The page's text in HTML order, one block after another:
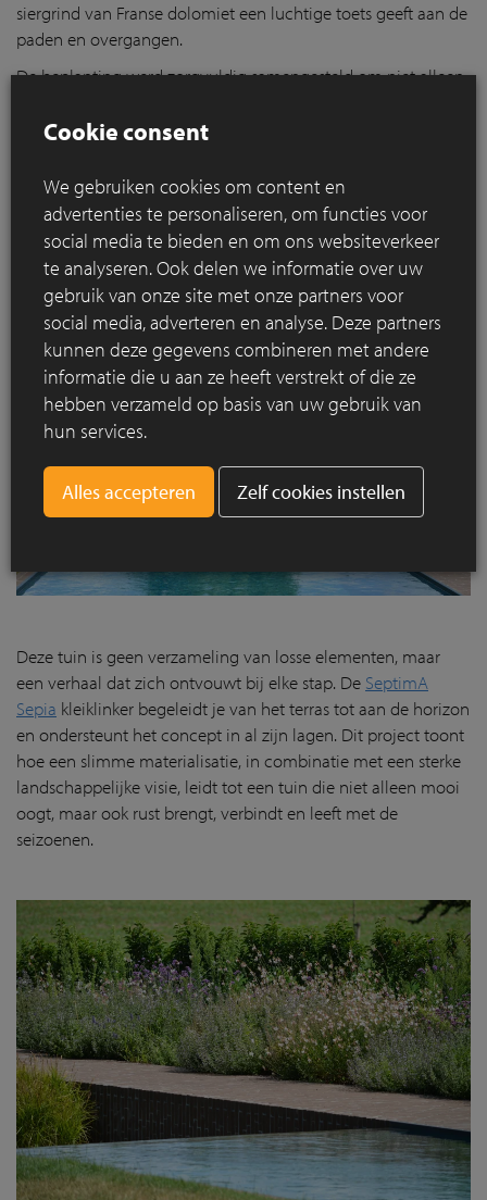
siergrind van Franse dolomiet een luchtige toets geeft aan de
paden en overgangen.
De beplanting werd zorgvuldig samengesteld om niet alleen
stimuleren. Inheemse soorten, fruitbomen, meerstammige
seizoensbeleving en een natuurlijk evenwicht. Het resultaat is
een levendig ecosysteem waarin vogels, insecten en planten
zich thuis voelen.
Deze tuin is geen verzameling van losse elementen, maar
een verhaal dat zich ontvouwt bij elke stap. De SeptimA
Sepia kleiklinker begeleidt je van het terras tot aan de horizon
en ondersteunt het concept in al zijn lagen. Dit project toont
hoe een slimme materialisatie, in combinatie met een sterke
landschappelijke visie, leidt tot een tuin die niet alleen mooi
oogt, maar ook rust brengt, verbindt en leeft met de
seizoenen.
Cookie consent
We gebruiken cookies om content en
advertenties te personaliseren, om functies voor
social media te bieden en om ons websiteverkeer
te analyseren. Ook delen we informatie over uw
gebruik van onze site met onze partners voor
social media, adverteren en analyse. Deze partners
kunnen deze gegevens combineren met andere
informatie die u aan ze heeft verstrekt of die ze
hebben verzameld op basis van uw gebruik van
hun services.
Zelf cookies instellen